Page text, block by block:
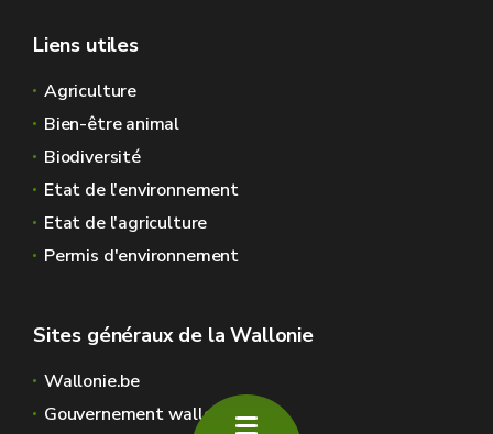
Liens utiles
Agriculture
Bien-être animal
Biodiversité
Etat de l'environnement
Etat de l'agriculture
Permis d'environnement
Sites généraux de la Wallonie
Wallonie.be
Gouvernement wallon